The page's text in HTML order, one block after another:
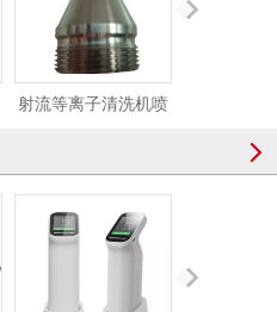
射流等离子清洗机喷
壳